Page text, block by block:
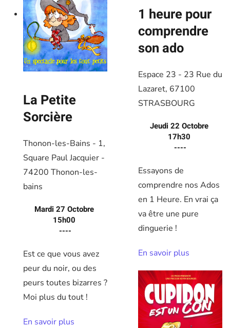
La Petite
Sorcière
Thonon-les-Bains - 1,
Square Paul Jacquier -
74200 Thonon-les-
bains
Mardi 27 Octobre
15h00
----
Est ce que vous avez
peur du noir, ou des
peurs toutes bizarres ?
Moi plus du tout !
En savoir plus
1 heure pour
comprendre
son ado
Espace 23 - 23 Rue du
Lazaret, 67100
STRASBOURG
Jeudi 22 Octobre
17h30
----
Essayons de
comprendre nos Ados
en 1 Heure. En vrai ça
va être une pure
dinguerie !
En savoir plus